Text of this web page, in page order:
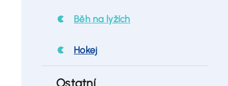
Běh na lyžích
Hokej
Ostatní